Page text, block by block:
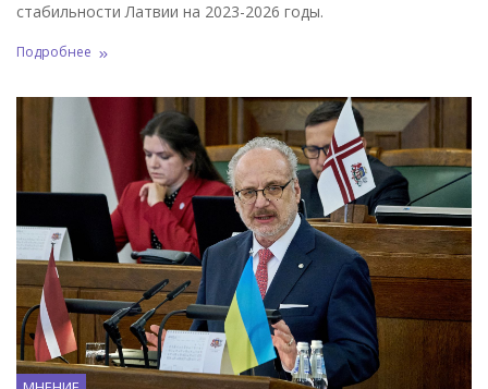
стабильности Латвии на 2023-2026 годы.
Подробнее